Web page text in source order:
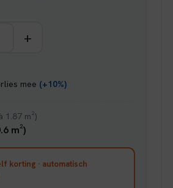
+
mee (+10%)
1.87 m²)
m²)
korting · automatisch